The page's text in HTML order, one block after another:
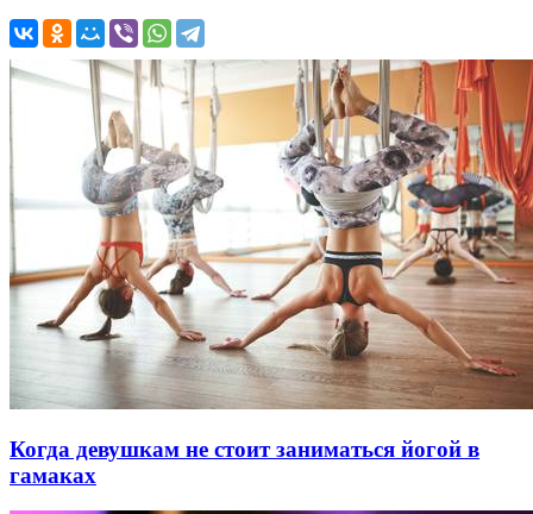
Когда девушкам не стоит заниматься йогой в
гамаках